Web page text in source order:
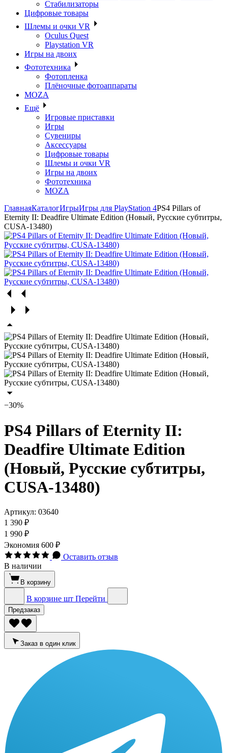
Стабилизаторы
Цифровые товары
Шлемы и очки VR
Oculus Quest
Playstation VR
Игры на двоих
Фототехника
Фотопленка
Плёночные фотоаппараты
MOZA
Ещё
Игровые приставки
Игры
Сувениры
Аксессуары
Цифровые товары
Шлемы и очки VR
Игры на двоих
Фототехника
MOZA
ГлавнаяКаталогИгрыИгры для PlayStation 4PS4 Pillars of
Eternity II: Deadfire Ultimate Edition (Новый, Русские субтитры,
CUSA-13480)
−30%
PS4 Pillars of Eternity II:
Deadfire Ultimate Edition
(Новый, Русские субтитры,
CUSA-13480)
Артикул: 03640
1 390 ₽
1 990 ₽
Экономия 600 ₽
Оставить отзыв
В наличии
В корзину
В корзине шт Перейти
Предзаказ
Заказ в один клик